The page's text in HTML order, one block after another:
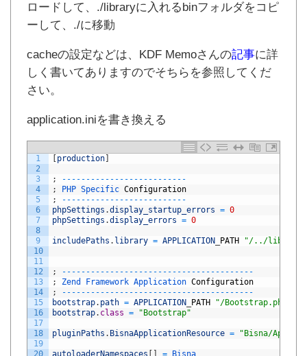
ロードして、./libraryに入れるbinフォルダをコピ
ーして、./に移動
cacheの設定などは、KDF Memoさんの記事に詳
しく書いてありますのでそちらを参照してくだ
さい。
application.iniを書き換える
1
2
3
4
5
6
7
8
9
10
11
12
13
14
15
16
17
18
19
20
[production]
; -- -- -- -- -- -- -- -- -- -- -- -- --
;
PHP Specific Configuration
;
-- -- -- -- -- -- -- -- -- -- -- -- --
phpSettings .display_startup_errors = 0
phpSettings .display_errors = 0
includePaths . library = APPLICATION PATH "/../library"
; -- -- -- -- -- -- -- -- -- -- -- -- -- -- -- -- -- -- -- --
;
Zend Framework Application Configuration
;
-- -- -- -- -- -- -- -- -- -- -- -- -- -- -- -- -- -- -- --
bootstrap. path = APPLICATION PATH
"/Bootstrap.php"
bootstrap. class = "Bootstrap"
pluginPaths . BisnaApplicationResource = "Bisna/
autoloaderNamespaces [ ] = Bisna